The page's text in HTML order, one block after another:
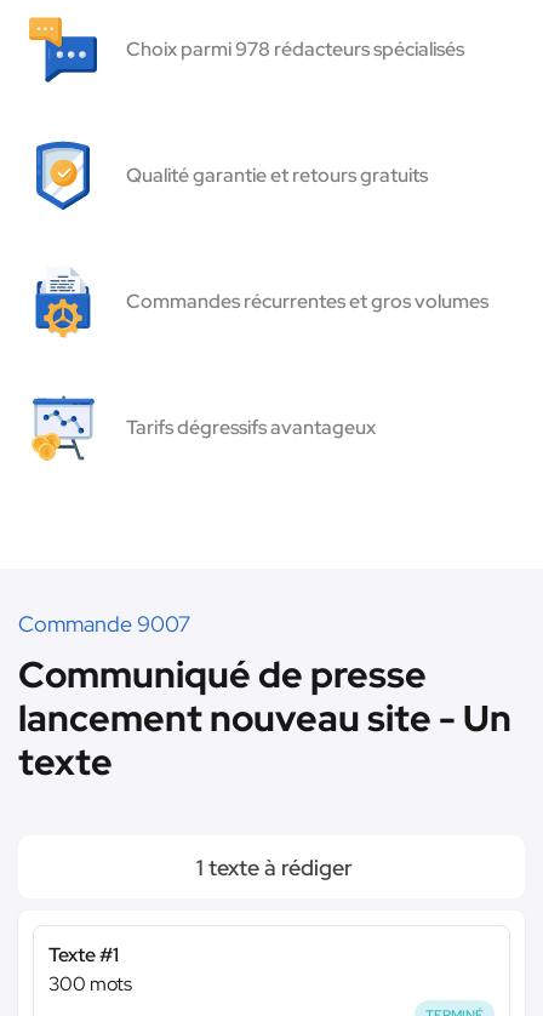
Choix parmi 978 rédacteurs spécialisés
Qualité garantie et retours gratuits
Commandes récurrentes et gros volumes
Tarifs dégressifs avantageux
Commande 9007
Communiqué de presse
lancement nouveau site - Un
texte
1 texte à rédiger
Texte #1
300 mots